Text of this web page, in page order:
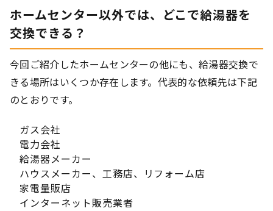
ホームセンター以外では、どこで給湯器を
交換できる？
今回ご紹介したホームセンターの他にも、給湯器交換で
きる場所はいくつか存在します。代表的な依頼先は下記
のとおりです。
ガス会社
電力会社
給湯器メーカー
ハウスメーカー、工務店、リフォーム店
家電量販店
インターネット販売業者